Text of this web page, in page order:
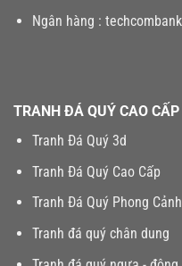
Ngân hàng :
TRANH ĐÁ QUÝ CAO CẤP
Tranh Đá Quý 3d
Tranh Đá Quý Cao Cấp
Tranh Đá Quý Phong Cảnh
Tranh đá quý chân dung